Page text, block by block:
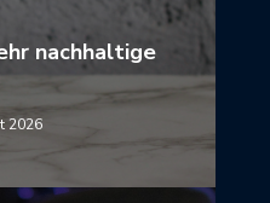
nachhaltige
2026